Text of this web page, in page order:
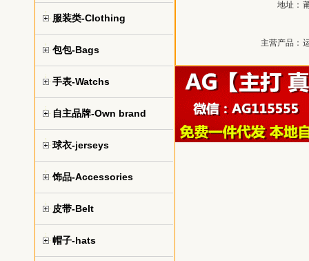
服装类-Clothing
包包-Bags
手表-Watchs
自主品牌-Own brand
球衣-jerseys
饰品-Accessories
皮带-Belt
帽子-hats
地址：
主营产品：